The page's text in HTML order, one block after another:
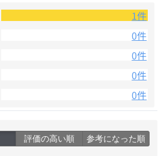
1件
0件
0件
0件
0件
評価の高い順 参考になった順